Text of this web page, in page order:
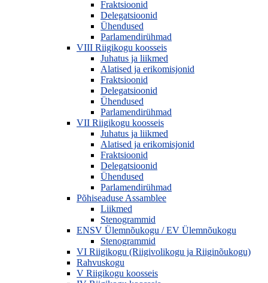
Fraktsioonid
Delegatsioonid
Ühendused
Parlamendirühmad
VIII Riigikogu koosseis
Juhatus ja liikmed
Alatised ja erikomisjonid
Fraktsioonid
Delegatsioonid
Ühendused
Parlamendirühmad
VII Riigikogu koosseis
Juhatus ja liikmed
Alatised ja erikomisjonid
Fraktsioonid
Delegatsioonid
Ühendused
Parlamendirühmad
Põhiseaduse Assamblee
Liikmed
Stenogrammid
ENSV Ülemnõukogu / EV Ülemnõukogu
Stenogrammid
VI Riigikogu (Riigivolikogu ja Riiginõukogu)
Rahvuskogu
V Riigikogu koosseis